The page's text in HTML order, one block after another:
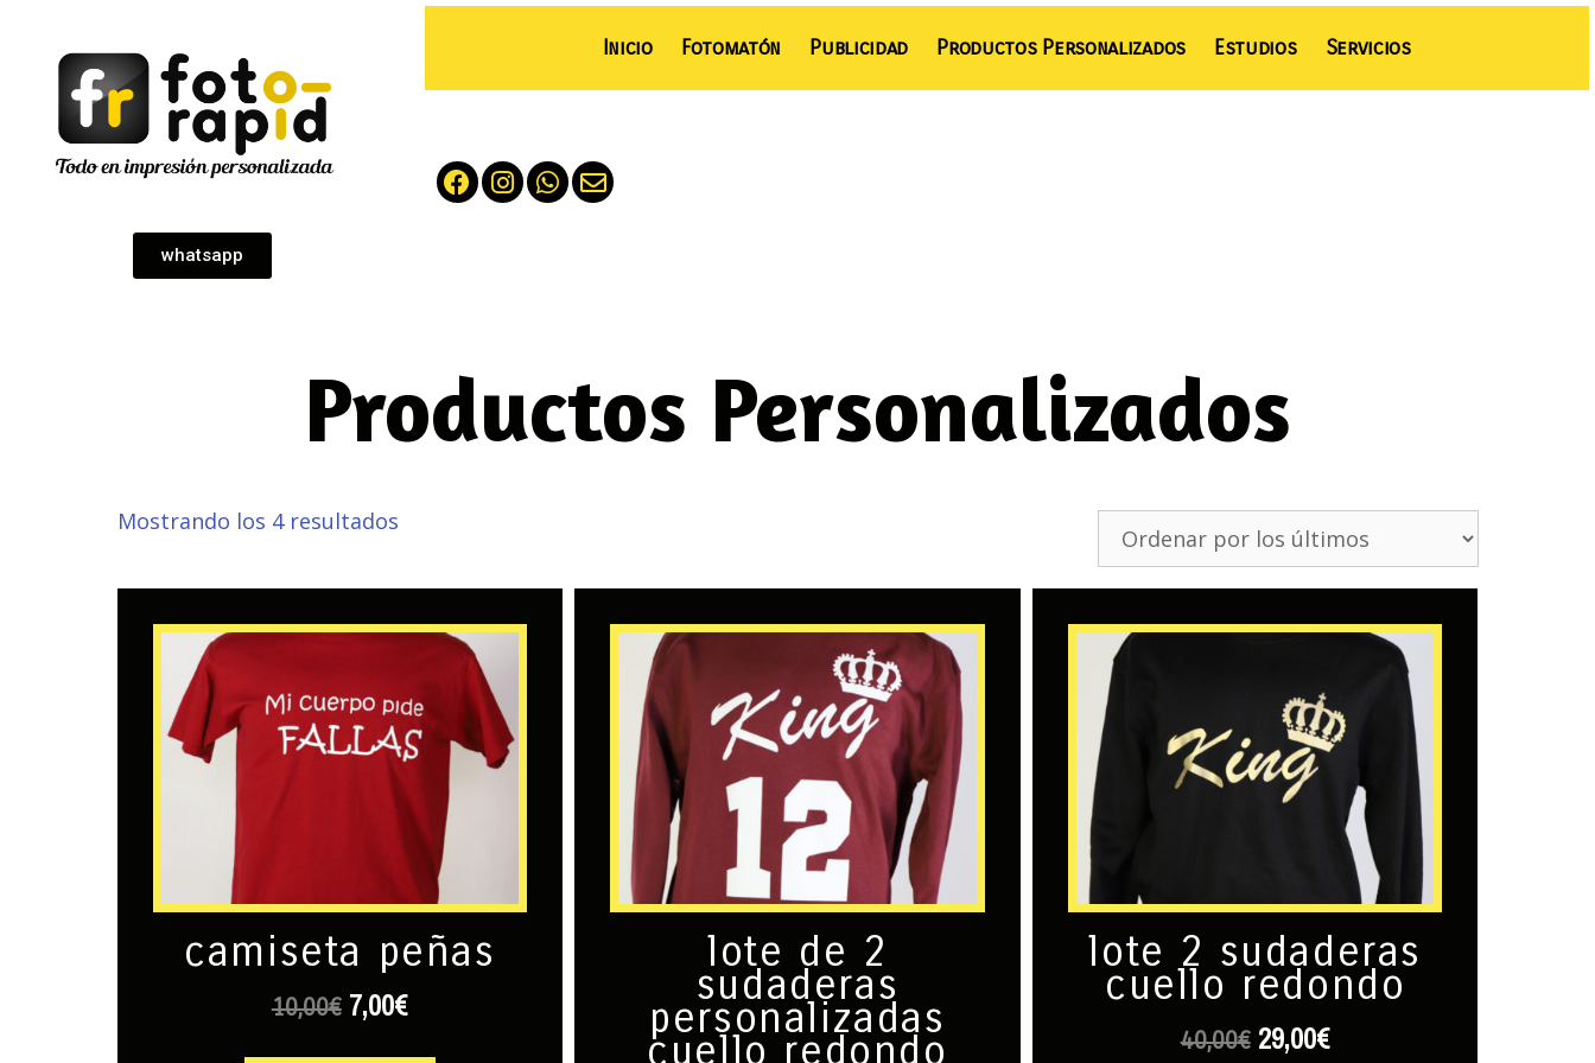
Inicio Fotomatón Publicidad Productos Personalizados Estudios Servicios
whatsapp
Productos Personalizados
Mostrando los 4 resultados
camiseta peñas
10,00€ 7,00€
lote de 2
sudaderas
personalizadas
cuello redondo
lote 2 sudaderas
cuello redondo
40,00€ 29,00€